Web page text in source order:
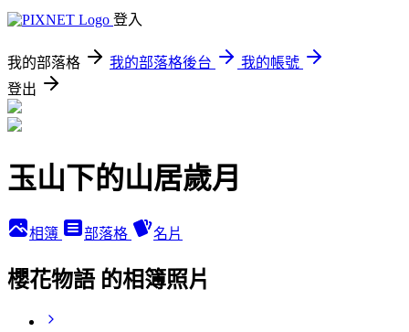
登入
我的部落格 我的部落格後台
我的帳號
登出
玉山下的山居歲月
相簿 部落格 名片
櫻花物語 的相簿照片